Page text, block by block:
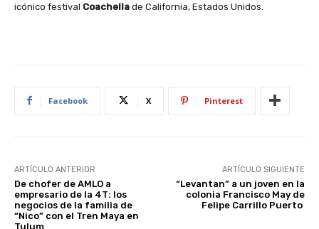
icónico festival Coachella de California, Estados Unidos.
Facebook X Pinterest
ARTÍCULO ANTERIOR
De chofer de AMLO a
empresario de la 4T: los
negocios de la familia de
“Nico” con el Tren Maya en
Tulum
ARTÍCULO SIGUIENTE
“Levantan” a un joven en la
colonia Francisco May de
Felipe Carrillo Puerto